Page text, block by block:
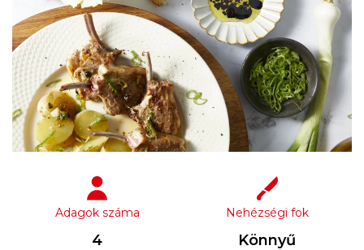
Adagok száma
4
Nehézségi fok
Könnyű